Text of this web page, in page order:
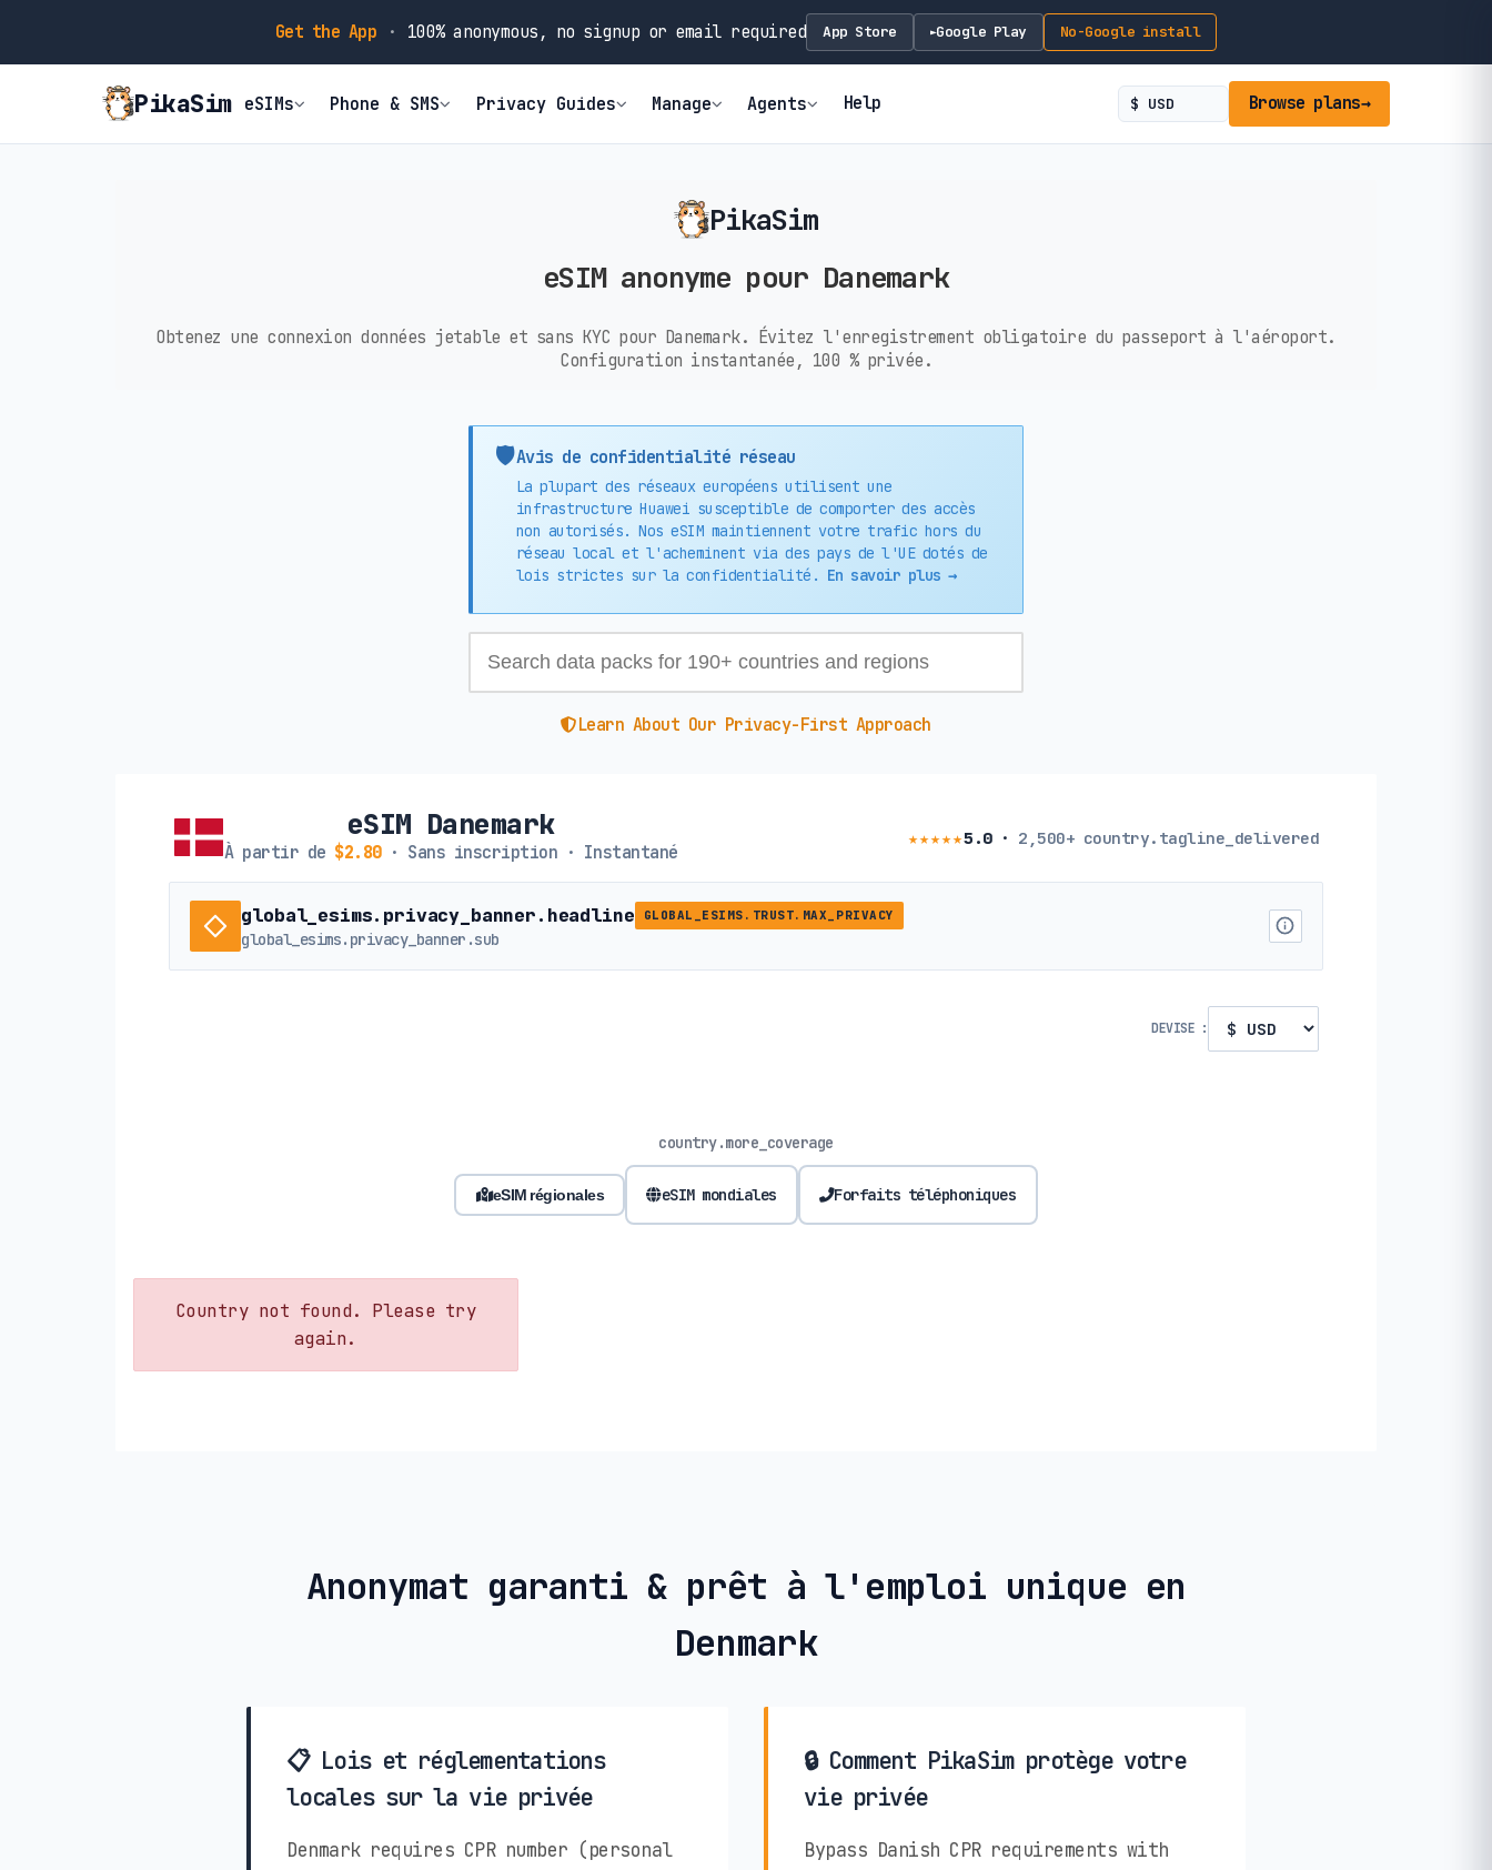
Get the App · 100% anonymous, no signup or email required App Store ►Google Play No-Google install
PikaSim eSIMs Phone & SMS Privacy Guides Manage Agents Help Browse plans→
PikaSim
eSIM anonyme pour Danemark
Obtenez une connexion données jetable et sans KYC pour Danemark. Évitez l'enregistrement obligatoire du passeport à l'aéroport.
Configuration instantanée, 100 % privée.
🛡️Avis de confidentialité réseau
La plupart des réseaux européens utilisent une
infrastructure Huawei susceptible de comporter des accès
non autorisés. Nos eSIM maintiennent votre trafic hors du
réseau local et l'acheminent via des pays de l'UE dotés de
lois strictes sur la confidentialité. En savoir plus →
Learn About Our Privacy-First Approach
eSIM Danemark
À partir de $2.80· Sans inscription · Instantané
★★★★★5.0· 2,500+ country.tagline_delivered
global_esims.privacy_banner.headline GLOBAL_ESIMS.TRUST.MAX_PRIVACY
global_esims.privacy_banner.sub
DEVISE :
country.more_coverage
eSIM régionales eSIM mondiales Forfaits téléphoniques
Country not found. Please try
again.
Anonymat garanti & prêt à l'emploi unique en
Denmark
📋 Lois et réglementations
locales sur la vie privée
Denmark requires CPR number (personal
🔒 Comment PikaSim protège votre
vie privée
Bypass Danish CPR requirements with